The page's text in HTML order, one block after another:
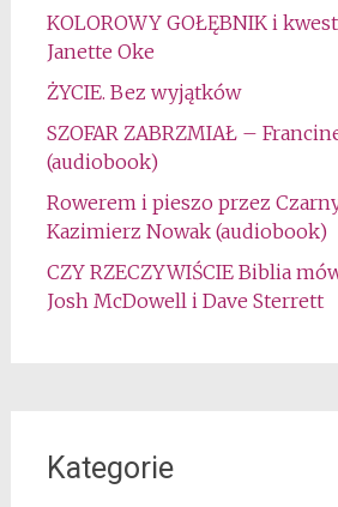
KOLOROWY GOŁĘBNIK i
Janette Oke
ŻYCIE. Bez wyjątków
SZOFAR ZABRZMIAŁ –
(audiobook)
Rowerem i pieszo przez
Kazimierz Nowak (audiobook)
CZY RZECZYWIŚCIE Biblia
Josh McDowell i Dave Sterrett
Kategorie